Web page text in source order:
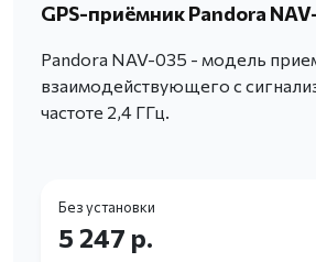
GPS-приёмник Pandora
Pandora NAV-035 - модель
взаимодействующего с
частоте 2,4 ГГц.
Без установки
5 247 р.